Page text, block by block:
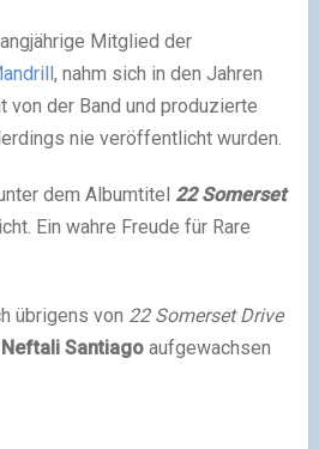
Mitglied der
, nahm sich in den Jahren
der Band und produzierte
nie veröffentlicht wurden.
dem Albumtitel 22 Somerset
Ein wahre Freude für Rare
übrigens von 22 Somerset Drive
Neftali Santiago aufgewachsen